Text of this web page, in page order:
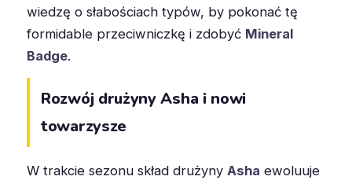
wiedzę o słabościach typów, by pokonać tę
formidable przeciwniczkę i zdobyć Mineral
Badge.
Rozwój drużyny Asha i nowi
towarzysze
W trakcie sezonu skład drużyny Asha ewoluuje